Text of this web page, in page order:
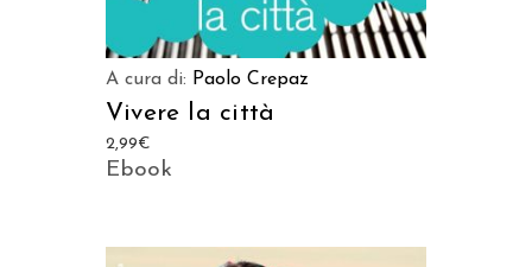
A cura di: Paolo Crepaz
Vivere la città
2,99€
Ebook